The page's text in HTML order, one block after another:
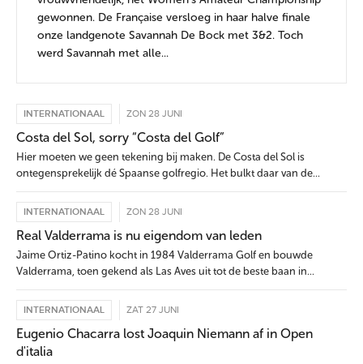
gewonnen. De Française versloeg in haar halve finale
onze landgenote Savannah De Bock met 3&2. Toch
werd Savannah met alle...
INTERNATIONAAL ZON 28 JUNI
Costa del Sol, sorry “Costa del Golf”
Hier moeten we geen tekening bij maken. De Costa del Sol is
ontegensprekelijk dé Spaanse golfregio. Het bulkt daar van de...
INTERNATIONAAL ZON 28 JUNI
Real Valderrama is nu eigendom van leden
Jaime Ortiz-Patino kocht in 1984 Valderrama Golf en bouwde
Valderrama, toen gekend als Las Aves uit tot de beste baan in...
INTERNATIONAAL ZAT 27 JUNI
Eugenio Chacarra lost Joaquin Niemann af in Open
d'italia